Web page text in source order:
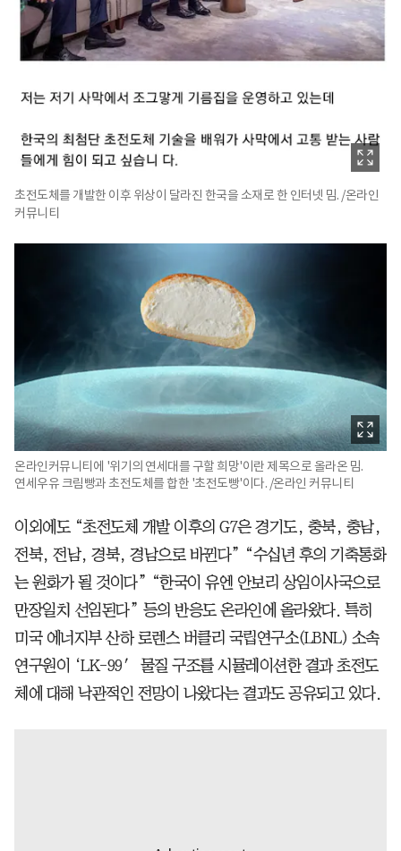
초전도체를 개발한 이후 위상이 달라진 한국을 소재로 한 인터넷 밈. /온라인
커뮤니티
온라인커뮤니티에 '위기의 연세대를 구할 희망'이란 제목으로 올라온 밈.
연세우유 크림빵과 초전도체를 합한 '초전도빵'이다. /온라인 커뮤니티
이외에도 “초전도체 개발 이후의 G7은 경기도, 충북, 충남,
전북, 전남, 경북, 경남으로 바뀐다” “수십년 후의 기축통화
는 원화가 될 것이다” “한국이 유엔 안보리 상임이사국으로
만장일치 선임된다” 등의 반응도 온라인에 올라왔다. 특히
미국 에너지부 산하 로렌스 버클리 국립연구소(LBNL) 소속
연구원이 ‘LK-99′ 물질 구조를 시뮬레이션한 결과 초전도
체에 대해 낙관적인 전망이 나왔다는 결과도 공유되고 있다.